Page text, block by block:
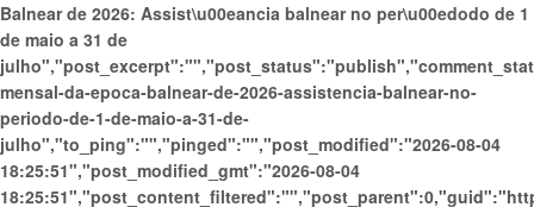
Balnear de 2026: Assist\u00eancia balnear no per\u00edodo de 1
de maio a 31 de
mensal-da-epoca-balnear-de-2026-assistencia-balnear-no-
periodo-de-1-de-maio-a-31-de-
julho","to_ping":"","pinged":"","post_modified":"2026-08-04
18:25:51","post_modified_gmt":"2026-08-04